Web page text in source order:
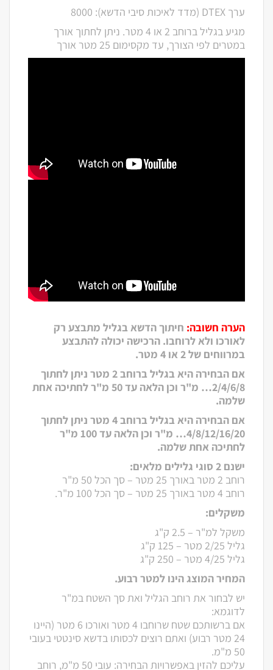
ערך DTEX (מדד לאיכות סיבי הדשא): 8000
מגיע בגליל ברוחב 2 או 4 מטר. ניתן לחתוך אורך
במטרים לפי הצורך, עד מקסימום 25 מטר אורך
הערה חשובה: חיתוך הדשא בגליל מתבצע רק
לאורכו ולא לרוחבו. הרכישה יכולה להתבצע
במרווחים של 2 או 4 מטר.
אם הבחירה היא בגליל ברוחב 2 מטר ניתן לחתוך
2/4/6/8… מ"ר וכן הלאה עד 50 מ"ר לחתיכה אחת
שלמה.
אם הבחירה היא בגליל ברוחב 4 מטר ניתן לחתוך
4/8/12/16/20… מ"ר וכן הלאה עד 100 מ"ר
לחתיכה אחת שלמה.
ישנם 2 סוגי גלילים מלאים:
רוחב 2 מטר באורך 25 מטר – סך הכל 50 מ"ר
רוחב 4 מטר באורך 25 מטר – סך הכל 100 מ"ר.
משקלים:
משקל למ"ר – 2.5 ק"ג
גליל 2/25 מטר – 125 ק"ג
גליל 4/25 מטר – 250 ק"ג
המחיר המוצג הינו למטר רבוע.
יש לבחור את רוחב הגליל ואת סך השטח במ"ר
לדוגמא:
אם ברשותכם שטח שרוחבו 4 מטר ואורכו 6 מטר (היינו
24 מטר רבוע) ואתם רוצים לכסותו בדשא סינטטי בעובי
50 מ"מ.
עליכם להזין באפשרויות הבחירה: עובי 50 מ"מ, רוחב